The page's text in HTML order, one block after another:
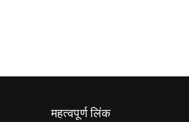
महत्वपूर्ण लिंक